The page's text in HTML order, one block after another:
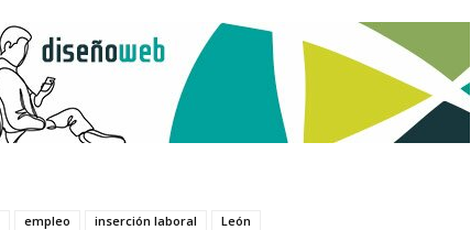
empleo inserción laboral León